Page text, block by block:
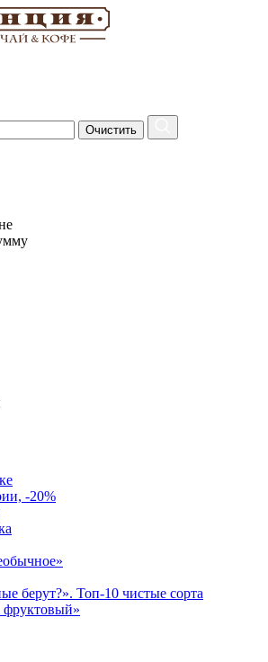
Очистить
-20%
берут?». Топ-10 чистые сорта
фруктовый»